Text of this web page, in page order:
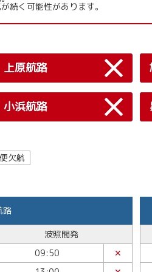
続く可能性があります。
上原航路
小浜航路
欠航
路
波照間発
09:50
✕